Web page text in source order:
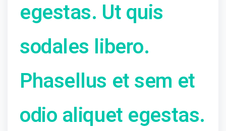
egestas. Ut quis
sodales libero.
Phasellus et sem et
odio aliquet egestas.